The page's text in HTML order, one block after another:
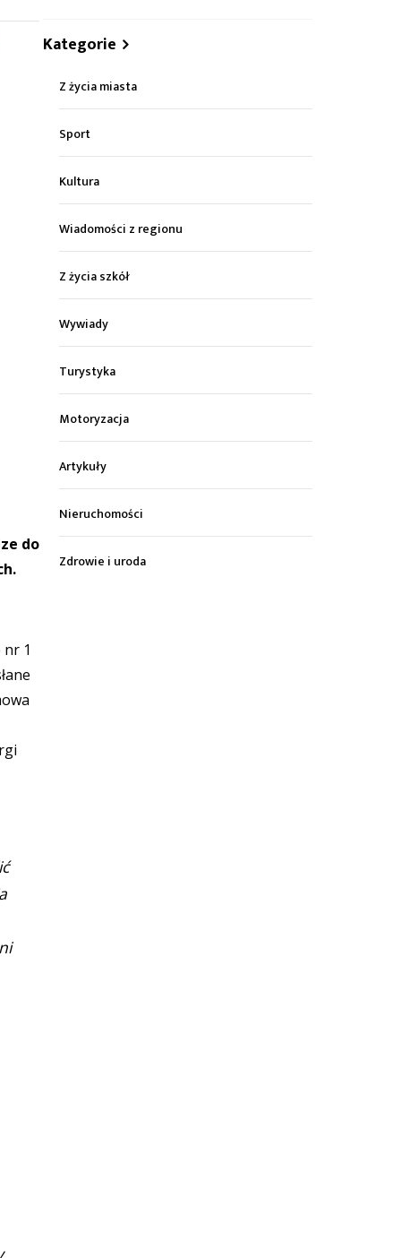
do
1
Kategorie
Z życia miasta
Sport
Kultura
Wiadomości z regionu
Z życia szkół
Wywiady
Turystyka
Motoryzacja
Artykuły
Nieruchomości
Zdrowie i uroda